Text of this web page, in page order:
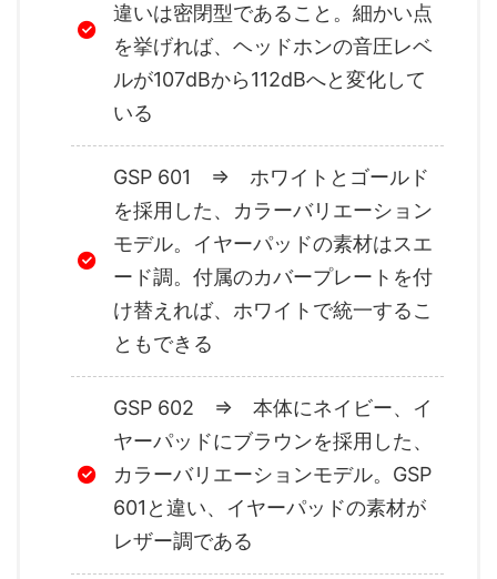
違いは密閉型であること。細かい点
を挙げれば、ヘッドホンの音圧レベ
ルが107dBから112dBへと変化して
いる
GSP 601 ⇒ ホワイトとゴールド
を採用した、カラーバリエーション
モデル。イヤーパッドの素材はスエ
ード調。付属のカバープレートを付
け替えれば、ホワイトで統一するこ
ともできる
GSP 602 ⇒ 本体にネイビー、イ
ヤーパッドにブラウンを採用した、
カラーバリエーションモデル。GSP
601と違い、イヤーパッドの素材が
レザー調である